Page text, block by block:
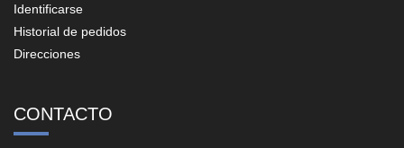
Identificarse
Historial de pedidos
Direcciones
CONTACTO